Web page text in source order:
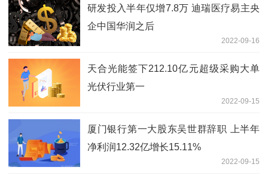
研发投入半年仅增7.8万 迪瑞医疗易主央
企中国华润之后
2022-09-16
天合光能签下212.10亿元超级采购大单
光伏行业第一
2022-09-15
厦门银行第一大股东吴世群辞职 上半年
净利润12.32亿增长15.11%
2022-09-15